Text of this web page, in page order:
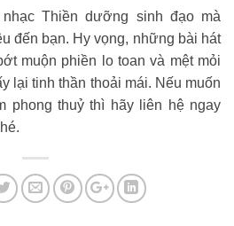
Thiền dưỡng sinh đạo mà
đến bạn. Hy vọng, những bài hát
muộn phiền lo toan và mệt mỏi
lại tinh thần thoải mái. Nếu muốn
phong thuỷ thì hãy liên hệ ngay